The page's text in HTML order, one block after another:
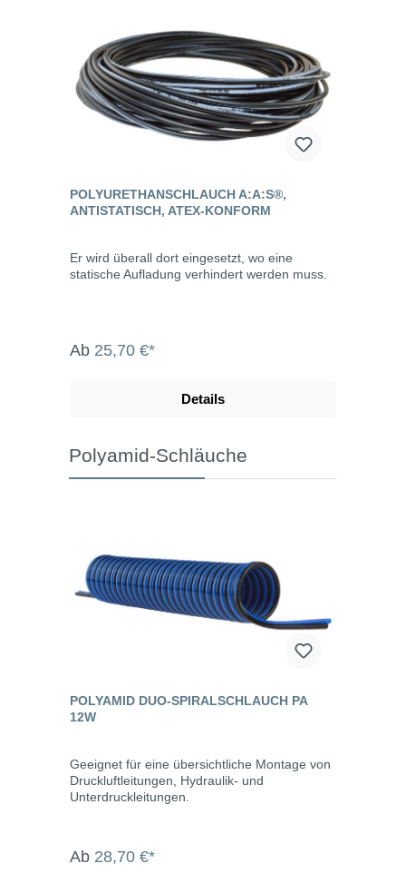
POLYURETHANSCHLAUCH A:​A:​S®,
ANTISTATISCH, ATEX-KONFORM
Er wird überall dort eingesetzt, wo eine
statische Aufladung verhindert werden muss.
Ab 25,70 €*
Details
Polyamid-Schläuche
POLYAMID DUO-SPIRALSCHLAUCH PA
12W
Geeignet für eine übersichtliche Montage von
Druckluftleitungen, Hydraulik- und
Unterdruckleitungen.
Ab 28,70 €*